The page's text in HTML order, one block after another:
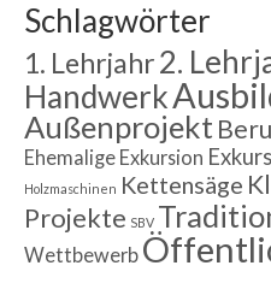
Schlagwörter
1. Lehrjahr2.
Handwerk
Außenprojekt
Ehemalige Exkursion
Holzmaschinen Kettensäge
Projekte SBV
Wettbewerb